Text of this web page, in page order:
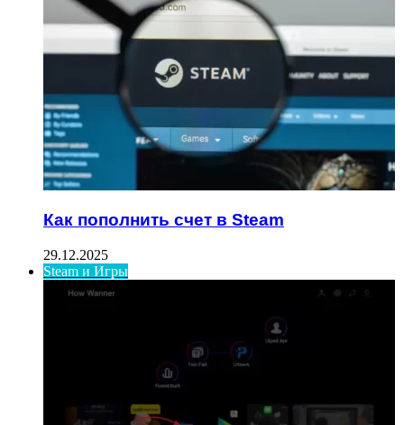
Как пополнить счет в Steam
29.12.2025
Steam и Игры